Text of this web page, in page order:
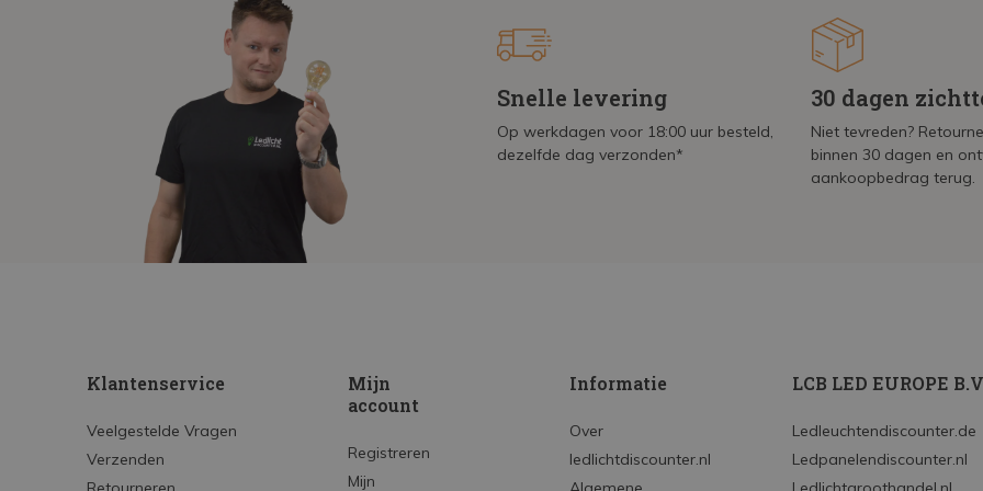
Snelle levering
Op werkdagen voor 18:00 uur besteld,
dezelfde dag verzonden*
30 dagen
Niet tevreden?
binnen 30 dagen en
aankoopbedrag terug.
Klantenservice
Veelgestelde Vragen
Verzenden
Mijn
account
Registreren
Mijn
Informatie
Over
ledlichtdiscounter.nl
LCB LED EUROPE
Ledleuchtendiscounter.de
Ledpanelendiscounter.nl